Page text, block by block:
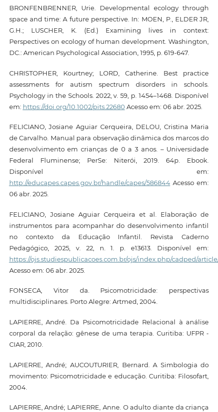
BRONFENBRENNER, Urie. Developmental ecology through
space and time: A future perspective. In: MOEN, P., ELDER JR,
G.H.; LUSCHER, K. (Ed.) Examining lives in context:
Perspectives on ecology of human development. Washington,
DC.: American Psychological Association, 1995, p. 619-647.
CHRISTOPHER, Kourtney; LORD, Catherine. Best practice
assessments for autism spectrum disorders in schools.
Psychology in the Schools. 2022, v. 59, p. 1454–1468. Disponível
em: https://doi.org/10.1002/pits.22680 Acesso em: 06 abr. 2025.
FELICIANO, Josiane Aguiar Cerqueira, DELOU, Cristina Maria
de Carvalho. Manual para observação dinâmica dos marcos do
desenvolvimento em crianças de 0 a 3 anos. – Universidade
Federal Fluminense; PerSe: Niterói, 2019. 64p. Ebook.
Disponível em:
http://educapes.capes.gov.br/handle/capes/586844Acesso em:
06 abr. 2025.
FELICIANO, Josiane Aguiar Cerqueira et al. Elaboração de
instrumentos para acompanhar do desenvolvimento infantil
no contexto da Educação Infantil. Revista Caderno
Pedagógico, 2025, v. 22, n. 1. p. e13613. Disponível em:
https://ojs.studiespublicacoes.com.br/ojs/index.php/cadped/article/
Acesso em: 06 abr. 2025.
FONSECA, Vitor da. Psicomotricidade: perspectivas
multidisciplinares. Porto Alegre: Artmed, 2004.
LAPIERRE, André. Da Psicomotricidade Relacional à análise
corporal da relação: gênese de uma terapia. Curitiba: UFPR -
CIAR, 2010.
LAPIERRE, André; AUCOUTURIER, Bernard. A Simbologia do
movimento: Psicomotricidade e educação. Curitiba: Filosofart,
2004.
LAPIERRE, André; LAPIERRE, Anne. O adulto diante da criança